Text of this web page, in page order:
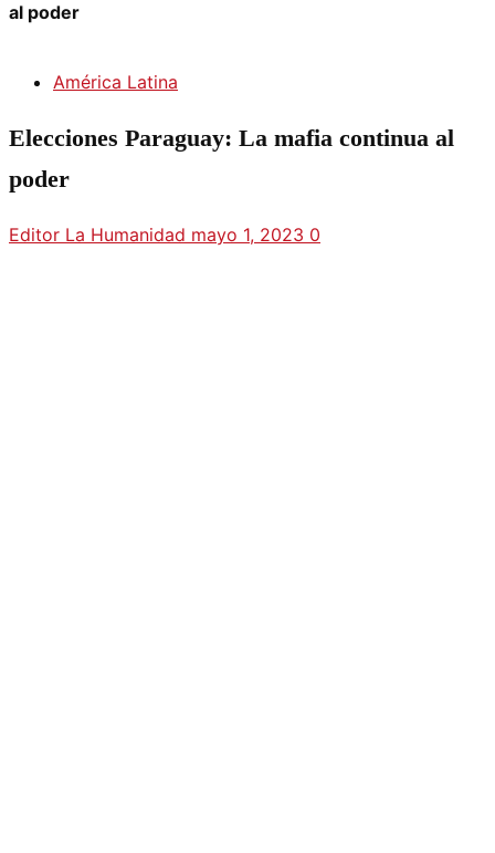
al poder
América Latina
Elecciones Paraguay: La mafia continua al
poder
Editor La Humanidad mayo 1, 2023 0